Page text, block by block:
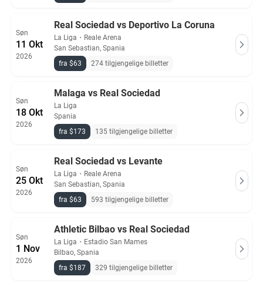
Søn
11 Okt
2026
Real Sociedad vs Deportivo La Coruna
La Liga ・ Reale Arena
San Sebastian, Spania
fra $63
274 tilgjengelige billetter
Søn
18 Okt
2026
Malaga vs Real Sociedad
La Liga
Spania
fra $173
135 tilgjengelige billetter
Søn
25 Okt
2026
Real Sociedad vs Levante
La Liga ・ Reale Arena
San Sebastian, Spania
fra $63
593 tilgjengelige billetter
Søn
1 Nov
2026
Athletic Bilbao vs Real Sociedad
La Liga ・ Estadio San Mames
Bilbao, Spania
fra $187
329 tilgjengelige billetter